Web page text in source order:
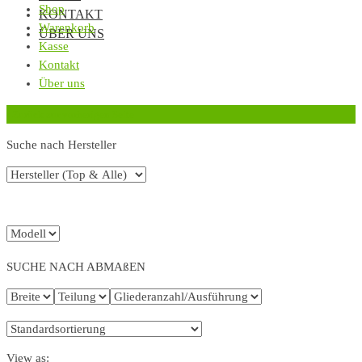
KONTAKT
ÜBER UNS
Shop
Warenkorb
Kasse
Kontakt
Über uns
Suche nach Hersteller
SUCHE NACH ABMAßEN
View as: